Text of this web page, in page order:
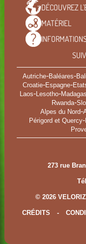
DÉCOUVREZ
MATÉRIEL
Autriche-Baléares-Bali
Croatie-Espagne-
Laos-Lesotho-
Rwanda-
Alpes du Nord-
Périgord et Quercy-
273 rue
© 2026
CRÉDITS -